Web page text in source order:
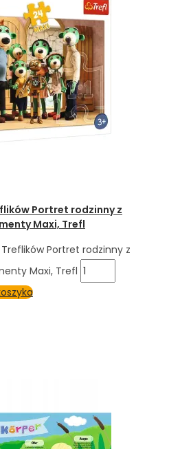
Portret rodzinny z
Maxi, Trefl
Portret rodzinny z
Maxi, Trefl